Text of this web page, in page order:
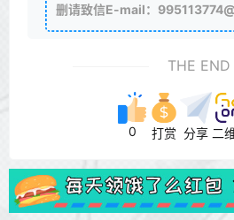
删请致信E-mail：
THE END
0 打赏 分享 二